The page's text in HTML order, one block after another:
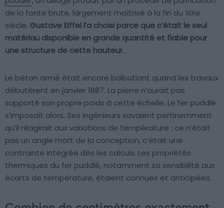
de la fonte brute, largement maîtrisé à la fin du XIXe
siècle. Gustave Eiffel l’a choisi parce que c’était le seul
matériau disponible en grande quantité et fiable pour
une structure de cette hauteur.
Le béton armé était encore balbutiant quand les travaux
débutèrent en janvier 1887. La pierre n’aurait pas
supporté son propre poids à cette échelle. Le fer puddlé
s’imposait alors. Ses ingénieurs savaient pertinemment
qu’il réagirait aux variations de température : ce n’était
pas un angle mort de la conception, c’était une
contrainte intégrée dès les calculs. Les propriétés
thermiques du fer puddlé, notamment sa sensibilité aux
écarts de température, étaient connues et anticipées.